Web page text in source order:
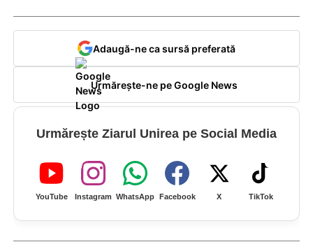
Adaugă-ne ca sursă preferată
Urmărește-ne pe Google News
Urmărește Ziarul Unirea pe Social Media
YouTube Instagram WhatsApp Facebook X TikTok